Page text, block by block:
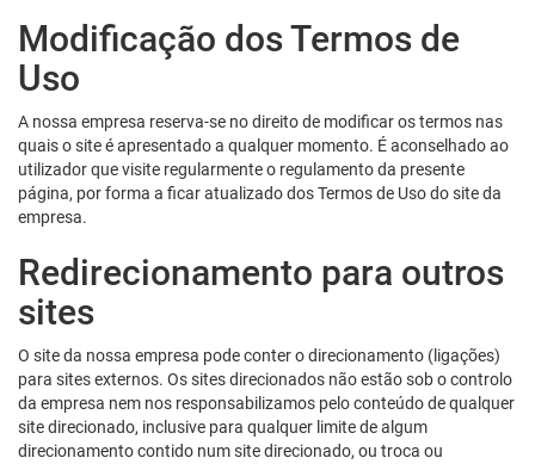
Modificação dos Termos de
Uso
A nossa empresa reserva-se no direito de modificar os termos nas
quais o site é apresentado a qualquer momento. É aconselhado ao
utilizador que visite regularmente o regulamento da presente
página, por forma a ficar atualizado dos Termos de Uso do site da
empresa.
Redirecionamento para outros
sites
O site da nossa empresa pode conter o direcionamento (ligações)
para sites externos. Os sites direcionados não estão sob o controlo
da empresa nem nos responsabilizamos pelo conteúdo de qualquer
site direcionado, inclusive para qualquer limite de algum
direcionamento contido num site direcionado, ou troca ou